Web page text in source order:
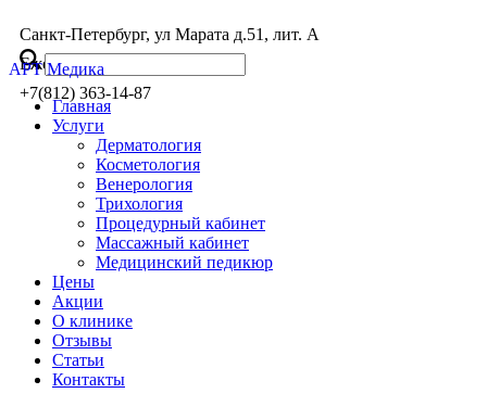
Санкт-Петербург, ул Марата д.51, лит. А
Ежедневно: с 8:00 до 20:00
+7(812) 363-14-87
АРТ Медика
Главная
Услуги
Дерматология
Косметология
Венерология
Трихология
Процедурный кабинет
Массажный кабинет
Медицинский педикюр
Цены
Акции
О клинике
Отзывы
Статьи
Контакты